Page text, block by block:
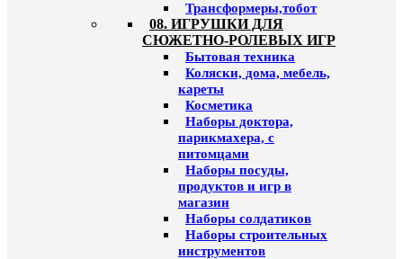
Трансформеры,тобот
08. ИГРУШКИ ДЛЯ
СЮЖЕТНО-РОЛЕВЫХ ИГР
Бытовая техника
Коляски, дома, мебель,
кареты
Косметика
Наборы доктора,
парикмахера, с
питомцами
Наборы посуды,
продуктов и игр в
магазин
Наборы солдатиков
Наборы строительных
инструментов